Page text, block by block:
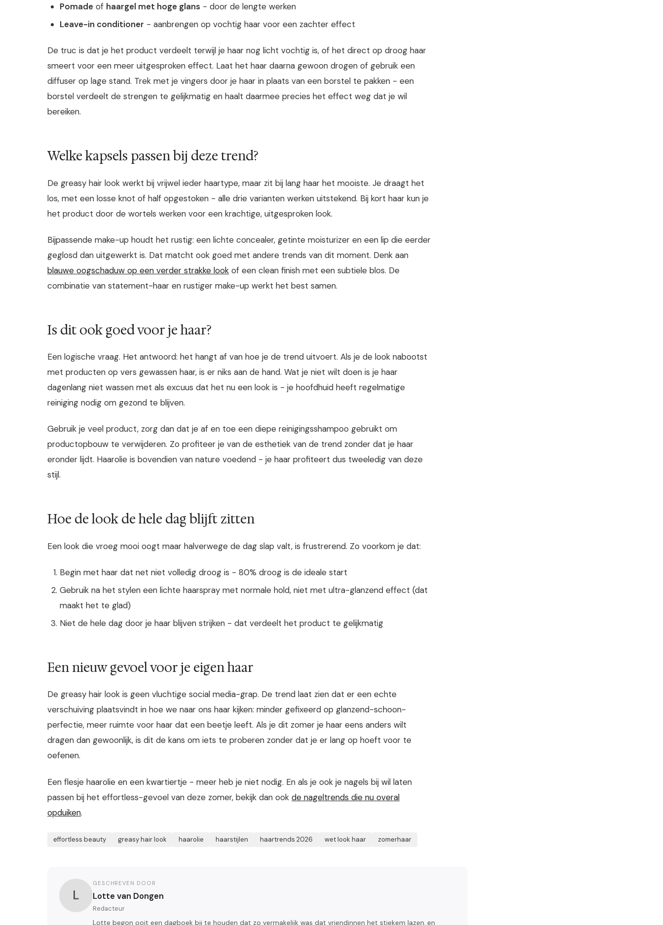
Pomade of haargel met hoge glans - door de lengte werken
Leave-in conditioner - aanbrengen op vochtig haar voor een zachter effect
De truc is dat je het product verdeelt terwijl je haar nog licht vochtig is, of het direct op droog haar
smeert voor een meer uitgesproken effect. Laat het haar daarna gewoon drogen of gebruik een
diffuser op lage stand. Trek met je vingers door je haar in plaats van een borstel te pakken - een
borstel verdeelt de strengen te gelijkmatig en haalt daarmee precies het effect weg dat je wil
bereiken.
Welke kapsels passen bij deze trend?
De greasy hair look werkt bij vrijwel ieder haartype, maar zit bij lang haar het mooiste. Je draagt het
los, met een losse knot of half opgestoken - alle drie varianten werken uitstekend. Bij kort haar kun je
het product door de wortels werken voor een krachtige, uitgesproken look.
Bijpassende make-up houdt het rustig: een lichte concealer, getinte moisturizer en een lip die eerder
geglosd dan uitgewerkt is. Dat matcht ook goed met andere trends van dit moment. Denk aan
blauwe oogschaduw op een verder strakke look of een clean finish met een subtiele blos. De
combinatie van statement-haar en rustiger make-up werkt het best samen.
Is dit ook goed voor je haar?
Een logische vraag. Het antwoord: het hangt af van hoe je de trend uitvoert. Als je de look nabootst
met producten op vers gewassen haar, is er niks aan de hand. Wat je niet wilt doen is je haar
dagenlang niet wassen met als excuus dat het nu een look is - je hoofdhuid heeft regelmatige
reiniging nodig om gezond te blijven.
Gebruik je veel product, zorg dan dat je af en toe een diepe reinigingsshampoo gebruikt om
productopbouw te verwijderen. Zo profiteer je van de esthetiek van de trend zonder dat je haar
eronder lijdt. Haarolie is bovendien van nature voedend - je haar profiteert dus tweeledig van deze
stijl.
Hoe de look de hele dag blijft zitten
Een look die vroeg mooi oogt maar halverwege de dag slap valt, is frustrerend. Zo voorkom je dat:
Begin met haar dat net niet volledig droog is - 80% droog is de ideale start
Gebruik na het stylen een lichte haarspray met normale hold, niet met ultra-glanzend effect (dat
maakt het te glad)
Niet de hele dag door je haar blijven strijken - dat verdeelt het product te gelijkmatig
Een nieuw gevoel voor je eigen haar
De greasy hair look is geen vluchtige social media-grap. De trend laat zien dat er een echte
verschuiving plaatsvindt in hoe we naar ons haar kijken: minder gefixeerd op glanzend-schoon-
perfectie, meer ruimte voor haar dat een beetje leeft. Als je dit zomer je haar eens anders wilt
dragen dan gewoonlijk, is dit de kans om iets te proberen zonder dat je er lang op hoeft voor te
oefenen.
Een flesje haarolie en een kwartiertje - meer heb je niet nodig. En als je ook je nagels bij wil laten
passen bij het effortless-gevoel van deze zomer, bekijk dan ook de nageltrends die nu overal
opduiken.
effortless beauty greasy hair look haarolie haarstijlen haartrends 2026 wet look haar zomerhaar
L
GESCHREVEN DOOR
Lotte van Dongen
Redacteur
Lotte begon ooit een dagboek bij te houden dat zo vermakelijk was dat vriendinnen het stiekem lazen, en